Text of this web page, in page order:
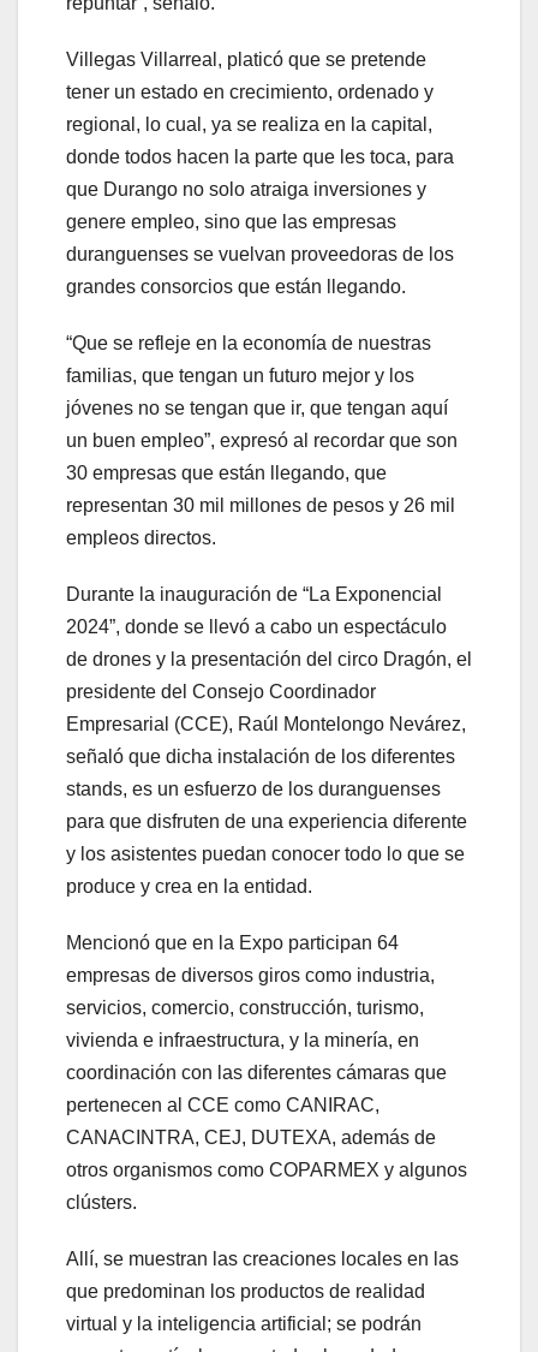
Villegas Villarreal, platicó que se pretende
tener un estado en crecimiento, ordenado y
regional, lo cual, ya se realiza en la capital,
donde todos hacen la parte que les toca, para
que Durango no solo atraiga inversiones y
genere empleo, sino que las empresas
duranguenses se vuelvan proveedoras de los
grandes consorcios que están llegando.
“Que se refleje en la economía de nuestras
familias, que tengan un futuro mejor y los
jóvenes no se tengan que ir, que tengan aquí
un buen empleo”, expresó al recordar que son
30 empresas que están llegando, que
representan 30 mil millones de pesos y 26 mil
empleos directos.
Durante la inauguración de “La Exponencial
2024”, donde se llevó a cabo un espectáculo
de drones y la presentación del circo Dragón, el
presidente del Consejo Coordinador
Empresarial (CCE), Raúl Montelongo Nevárez,
señaló que dicha instalación de los diferentes
stands, es un esfuerzo de los duranguenses
para que disfruten de una experiencia diferente
y los asistentes puedan conocer todo lo que se
produce y crea en la entidad.
Mencionó que en la Expo participan 64
empresas de diversos giros como industria,
servicios, comercio, construcción, turismo,
vivienda e infraestructura, y la minería, en
coordinación con las diferentes cámaras que
pertenecen al CCE como CANIRAC,
CANACINTRA, CEJ, DUTEXA, además de
otros organismos como COPARMEX y algunos
clústers.
Allí, se muestran las creaciones locales en las
que predominan los productos de realidad
virtual y la inteligencia artificial; se podrán